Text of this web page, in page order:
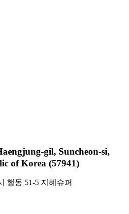
gil, Suncheon-si,
of Korea (57941)
행동 51-5 지혜슈퍼